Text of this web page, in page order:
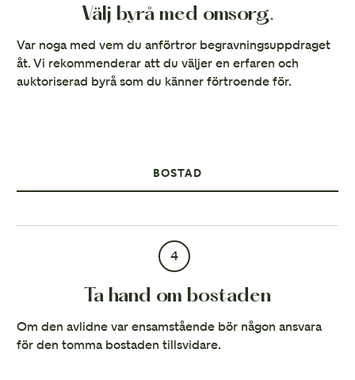
Välj byrå med omsorg.
Var noga med vem du anförtror begravningsuppdraget
åt. Vi rekommenderar att du väljer en erfaren och
auktoriserad byrå som du känner förtroende för.
BOSTAD
4
Ta hand om bostaden
Om den avlidne var ensamstående bör någon ansvara
för den tomma bostaden tillsvidare.